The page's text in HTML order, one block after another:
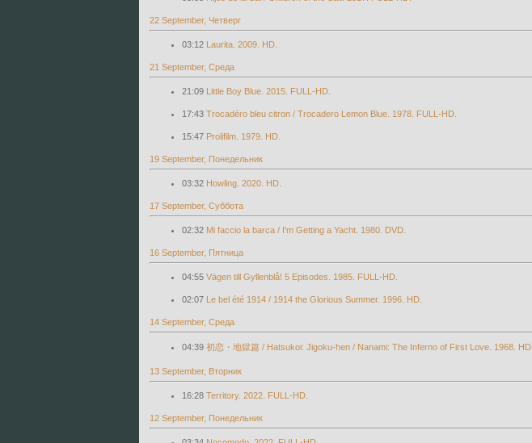
22 September, Четверг
03:12 Laurita. 2009. HD.
21 September, Среда
21:09 Little Boy Blue. 2015. FULL-HD.
17:43 Trocadéro bleu citron / Trocadero Lemon Blue. 1978. FULL-HD.
15:47 Prolifilm. 1979. HD.
19 September, Понедельник
03:32 Howling. 2020. HD.
17 September, Суббота
02:32 Mi faccio la barca / I'm Getting a Yacht. 1980. DVD.
16 September, Пятница
04:55 Vägen till Gyllenblå! 5 Episodes. 1985. FULL-HD.
02:07 Le bel été 1914 / 1914 the Glorious Summer. 1996. HD.
14 September, Среда
04:39 初恋・地獄篇 / Hatsukoi: Jigoku-hen / Nanami: The Inferno of First Love. 1968. HD.
13 September, Вторник
16:28 Territory. 2022. FULL-HD.
12 September, Понедельник